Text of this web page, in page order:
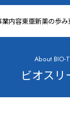
業内容東亜新薬の歩み
About BIO-
ビオスリ